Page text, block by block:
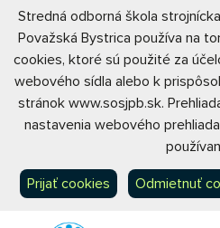
Stredná odborná škola
Považská Bystrica používa na
cookies, ktoré sú použité za
webového sídla alebo k
stránok www.sosjpb.sk.
nastavenia webového
Prijať cookies Odmietnuť